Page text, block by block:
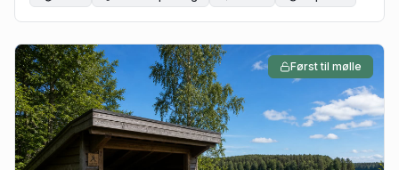
Først til mølle